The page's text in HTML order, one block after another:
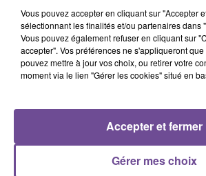
Référence de l’offre Pôle Emploi :
Vous pouvez accepter en cliquant sur "Accepter
sélectionnant les finalités et/ou partenaires dans
Vous pouvez également refuser en cliquant sur
accepter". Vos préférences ne s'appliqueront
pouvez mettre à jour vos choix, ou retirer votre
moment via le lien "Gérer les cookies" situé en
Gérer mes choix
Accepter et fermer